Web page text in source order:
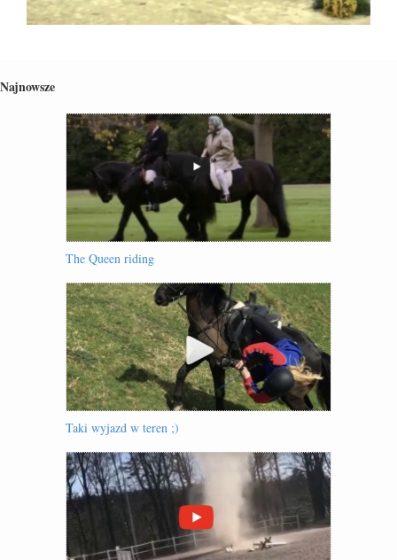
Najnowsze
The Queen riding
Taki wyjazd w teren ;)